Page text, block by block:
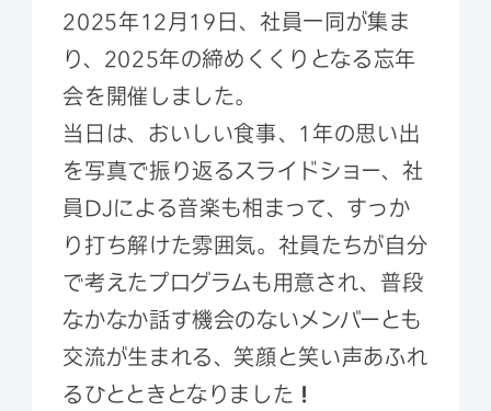
2025年12月19日、社員一同が集ま
り、2025年の締めくくりとなる忘年
会を開催しました。
当日は、おいしい食事、1年の思い出
を写真で振り返るスライドショー、社
員DJによる音楽も相まって、すっか
り打ち解けた雰囲気。社員たちが自分
で考えたプログラムも用意され、普段
なかなか話す機会のないメンバーとも
交流が生まれる、笑顔と笑い声あふれ
るひとときとなりました ！